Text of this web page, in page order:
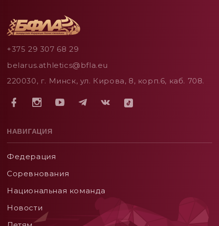
+375 29 307 68 29
belarus.athletics@bfla.eu
220030, г. Минск, ул. Кирова, 8, корп.6, каб. 708.
НАВИГАЦИЯ
Федерация
Соревнования
Национальная команда
Новости